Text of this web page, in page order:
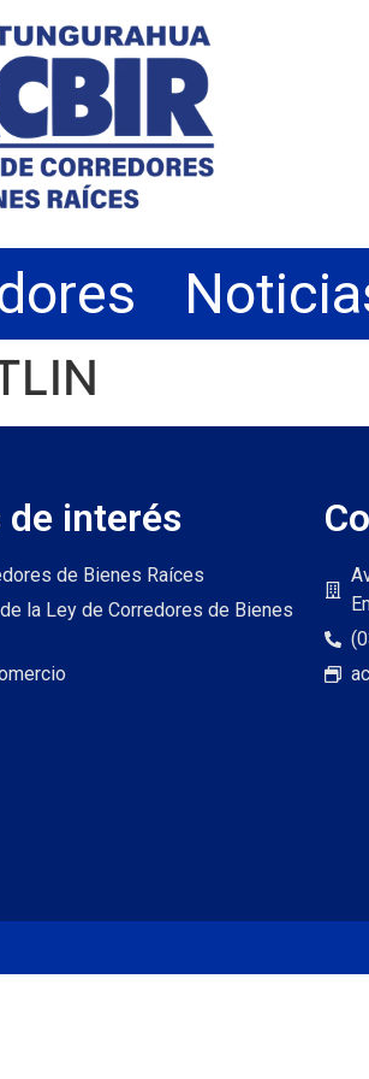
de interés
de Bienes Raíces
la Ley de Corredores de Bienes